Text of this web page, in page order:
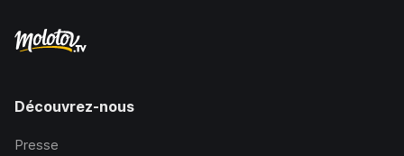
Découvrez-nous
Presse